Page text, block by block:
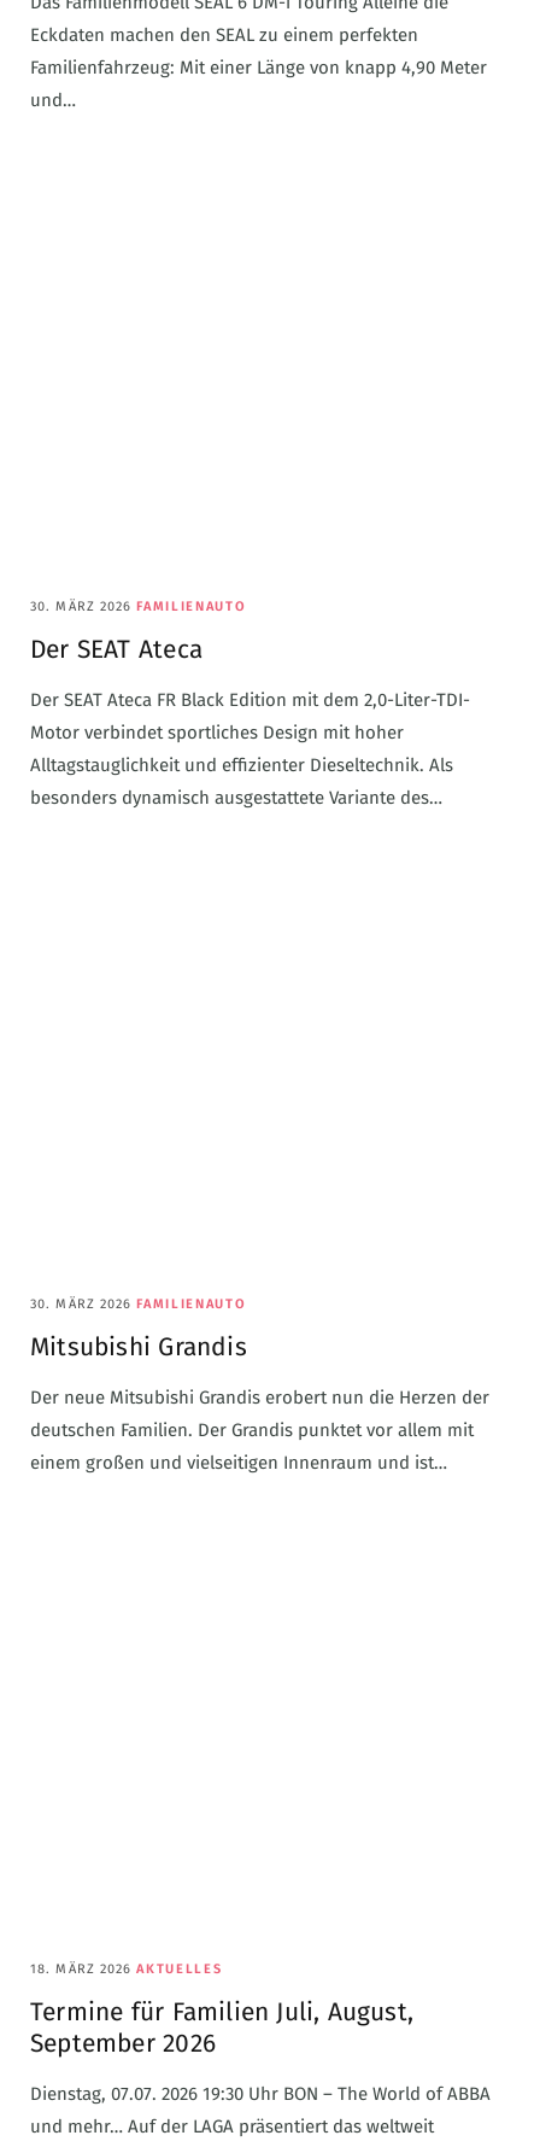
Eckdaten machen den SEAL zu einem perfekten
Familienfahrzeug: Mit einer Länge von knapp 4,90 Meter
und…
30. MÄRZ 2026 FAMILIENAUTO
Der SEAT Ateca
Der SEAT Ateca FR Black Edition mit dem 2,0-Liter-TDI-
Motor verbindet sportliches Design mit hoher
Alltagstauglichkeit und effizienter Dieseltechnik. Als
besonders dynamisch ausgestattete Variante des…
30. MÄRZ 2026 FAMILIENAUTO
Mitsubishi Grandis
Der neue Mitsubishi Grandis erobert nun die Herzen der
deutschen Familien. Der Grandis punktet vor allem mit
einem großen und vielseitigen Innenraum und ist…
18. MÄRZ 2026 AKTUELLES
Termine für Familien Juli, August,
September 2026
Dienstag, 07.07. 2026 19:30 Uhr BON – The World of ABBA
und mehr… Auf der LAGA präsentiert das weltweit